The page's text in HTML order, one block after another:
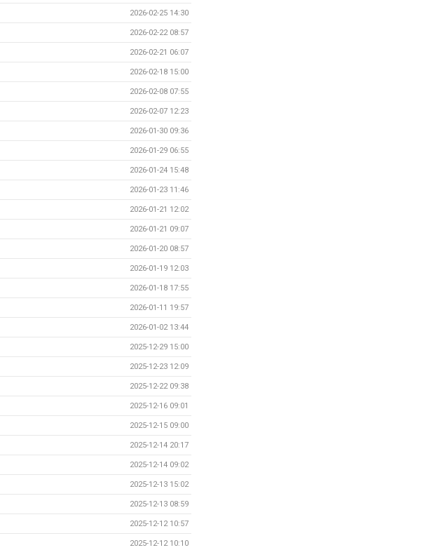
2026-02-25 14:30
2026-02-22 08:57
2026-02-21 06:07
2026-02-18 15:00
2026-02-08 07:55
2026-02-07 12:23
2026-01-30 09:36
2026-01-29 06:55
2026-01-24 15:48
2026-01-23 11:46
2026-01-21 12:02
2026-01-21 09:07
2026-01-20 08:57
2026-01-19 12:03
2026-01-18 17:55
2026-01-11 19:57
2026-01-02 13:44
2025-12-29 15:00
2025-12-23 12:09
2025-12-22 09:38
2025-12-16 09:01
2025-12-15 09:00
2025-12-14 20:17
2025-12-14 09:02
2025-12-13 15:02
2025-12-13 08:59
2025-12-12 10:57
2025-12-12 10:10